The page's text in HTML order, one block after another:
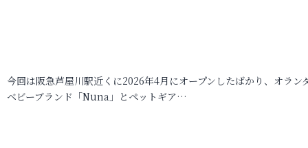
今回は阪急芦屋川駅近くに2026年4月にオープンしたばかり、オラン
ベビーブランド「Nuna」とペットギア…